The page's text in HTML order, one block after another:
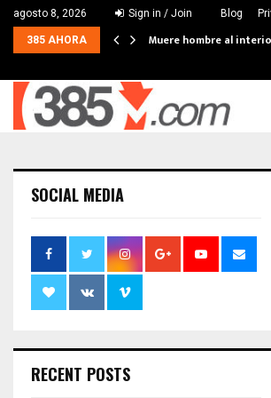
agosto 8, 2026 Sign in / Join Blog
385 AHORA Muere hombre al
SOCIAL MEDIA
RECENT POSTS